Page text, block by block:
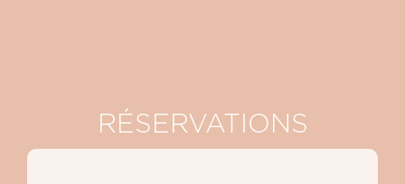
RÉSERVATIONS